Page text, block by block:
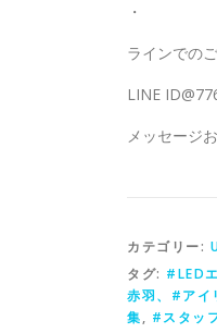
・
ラインでの
LINE
メッセージ
カテゴリー:
タグ: #LED
赤羽、#アイ
集, #スタッ